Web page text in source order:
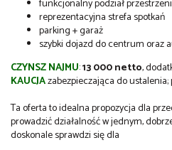
funkcjonalny podział przestrzeni
reprezentacyjna strefa spotkań
parking + garaż
szybki dojazd do centrum oraz
CZYNSZ NAJMU:13000 netto,
KAUCJAzabezpieczająca do
Ta oferta to idealna propozycja dla
prowadzić działalność w jednym,
doskonale sprawdzi się dla